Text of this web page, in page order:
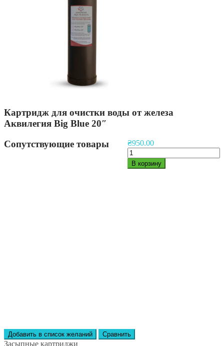
Картридж для очистки воды от железа
Аквилегия Big Blue 20″
₴950.00
В корзину
Сопутствующие товары
Добавить в список желаний Сравнить
Засыпные картриджи